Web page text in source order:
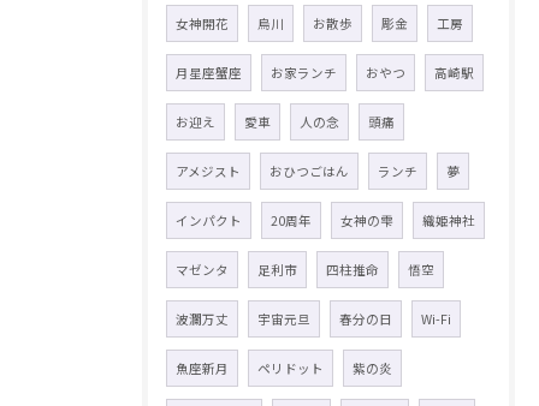
女神開花 烏川 お散歩 彫金 工房
月星座蟹座 お家ランチ おやつ 高崎駅
お迎え 愛車 人の念 頭痛
アメジスト おひつごはん ランチ 夢
インパクト 20周年 女神の雫 織姫神社
マゼンタ 足利市 四柱推命 悟空
波瀾万丈 宇宙元旦 春分の日 Wi-Fi
魚座新月 ペリドット 紫の炎